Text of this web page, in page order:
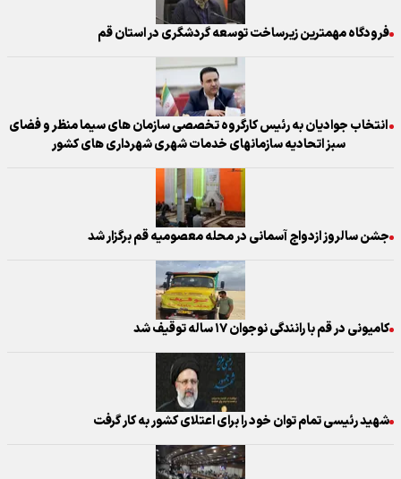
فرودگاه مهمترین زیرساخت توسعه گردشگری در استان قم
انتخاب جوادیان به رئیس کارگروه تخصصی سازمان های سیما منظر و فضای
سبز اتحادیه سازمانهای خدمات شهری شهرداری های کشور
جشن سالروز ازدواج آسمانی در محله معصومیه قم برگزار شد
کامیونی در قم با رانندگی نوجوان ۱۷ ساله توقیف شد
شهید رئیسی تمام توان خود را برای اعتلای کشور به کار گرفت